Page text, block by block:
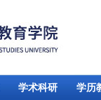
学术科研 学历